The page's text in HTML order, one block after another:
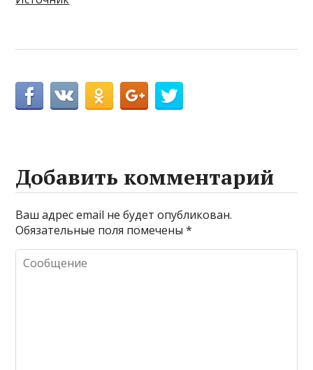
Добавить комментарий
Ваш адрес email не будет опубликован.
Обязательные поля помечены*